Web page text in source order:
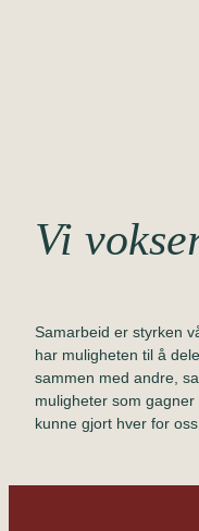
Vi
Samarbeid er styrken
har muligheten til å
sammen med andre,
muligheter som
kunne gjort hver for oss.